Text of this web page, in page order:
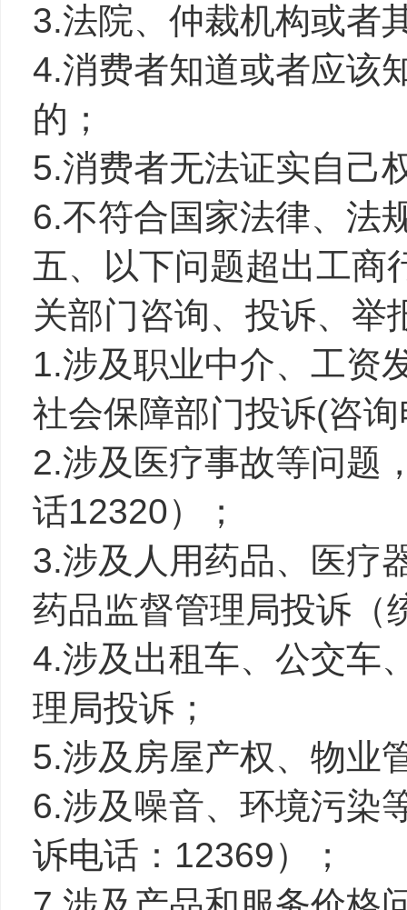
3.法院、仲裁机构或者
4.消费者知道或者应该
的；
5.消费者无法证实自己
6.不符合国家法律、法
五、以下问题超出工商
关部门咨询、投诉、举
1.涉及职业中介、工资
社会保障部门投诉(咨
2.涉及医疗事故等问题
话12320）；
3.涉及人用药品、医疗
药品监督管理局投诉（
4.涉及出租车、公交车
理局投诉；
5.涉及房屋产权、物业
6.涉及噪音、环境污染
诉电话：12369）；